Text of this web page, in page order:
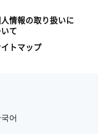
情報の取り扱いに
て
イトマップ
어